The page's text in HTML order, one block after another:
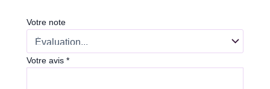
Votre note
Votre avis*